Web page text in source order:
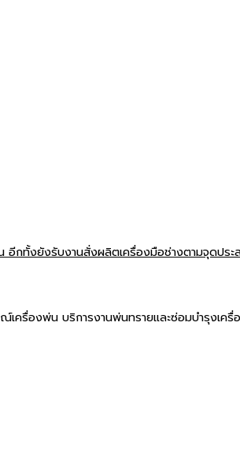
อีกทั้งยังรับงานสั่งผลิตเครื่องมือช่างตามจุดประ
เครื่องพ่น บริการงานพ่นทรายและซ่อมบำรุงเค